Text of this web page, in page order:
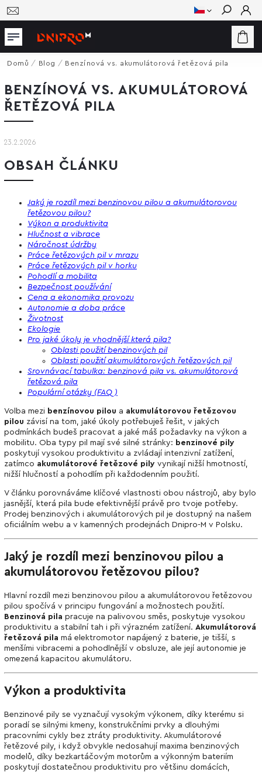
Hledat
Domů / Blog / Benzínová vs. akumulátorová řetězová pila
BENZÍNOVÁ VS. AKUMULÁTOROVÁ
ŘETĚZOVÁ PILA
23.2.2026
OBSAH ČLÁNKU
Jaký je rozdíl mezi benzinovou pilou a akumulátorovou
řetězovou pilou?
Výkon a produktivita
Hlučnost a vibrace
Náročnost údržby
Práce řetězových pil v mrazu
Práce řetězových pil v horku
Pohodlí a mobilita
Bezpečnost používání
Cena a ekonomika provozu
Autonomie a doba práce
Životnost
Ekologie
Pro jaké úkoly je vhodnější která pila?
Oblasti použití benzinových pil
Oblasti použití akumulátorových řetězových pil
Srovnávací tabulka: benzinová pila vs. akumulátorová
řetězová pila
Populární otázky (FAQ)
Volba mezi benzínovou pilou a akumulátorovou řetězovou
pilou závisí na tom, jaké úkoly potřebuješ řešit, v jakých
podmínkách budeš pracovat a jaké máš požadavky na výkon a
mobilitu. Oba typy pil mají své silné stránky: benzinové pily
poskytují vysokou produktivitu a zvládají intenzivní zatížení,
zatímco akumulátorové řetězové pily vynikají nižší hmotností,
nižší hlučností a pohodlím při každodenním použití.
V článku porovnáváme klíčové vlastnosti obou nástrojů, aby bylo
jasnější, která pila bude efektivnější právě pro tvoje potřeby.
Prodej benzinových i akumulátorových pil je dostupný na našem
oficiálním webu a v kamenných prodejnách Dnipro-M v Polsku.
Jaký je rozdíl mezi benzinovou pilou a
akumulátorovou řetězovou pilou?
Hlavní rozdíl mezi benzinovou pilou a akumulátorovou řetězovou
pilou spočívá v principu fungování a možnostech použití.
Benzinová pila pracuje na palivovou směs, poskytuje vysokou
produktivitu a stabilní tah i při výrazném zatížení. Akumulátorová
řetězová pila má elektromotor napájený z baterie, je tišší, s
menšími vibracemi a pohodlnější v obsluze, ale její autonomie je
omezená kapacitou akumulátoru.
Výkon a produktivita
Benzinové pily se vyznačují vysokým výkonem, díky kterému si
poradí se silnými kmeny, konstrukčními prvky a dlouhými
pracovními cykly bez ztráty produktivity. Akumulátorové
řetězové pily, i když obvykle nedosahují maxima benzinových
modelů, díky bezkartáčovým motorům a výkonným bateriím
poskytují dostatečnou produktivitu pro většinu domácích,